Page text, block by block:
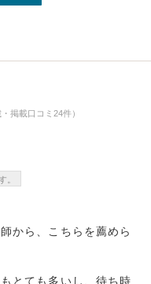
掲載口コミ24件）
。
から、こちらを薦めら
とても多いし、待ち時